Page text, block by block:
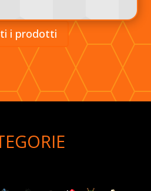
i prodotti